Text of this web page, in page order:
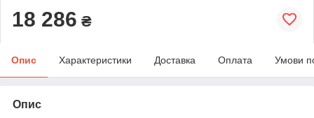
18 286 ₴
Опис Характеристики Доставка Оплата Умови
Опис